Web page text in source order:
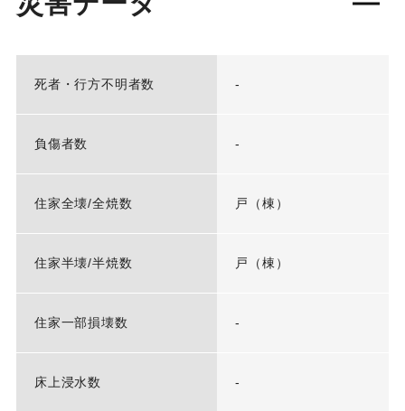
死者・行方不明者数 -
負傷者数 -
住家全壊/全焼数 戸（棟）
住家半壊/半焼数 戸（棟）
住家一部損壊数 -
床上浸水数 -